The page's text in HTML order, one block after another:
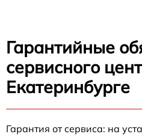
Гарантийные
сервисного
Екатеринбурге
Гарантия от сервиса: на